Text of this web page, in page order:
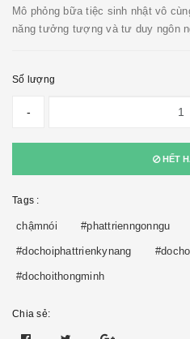
Mô phỏng bữa tiệc sinh nhật vô
năng tưởng tượng và tư duy ngôn
Số lượng
-
HẾT
Tags :
chậmnói #phattrienngonngu
#dochoiphattrienkynang
#dochoithongminh
Chia sẻ: